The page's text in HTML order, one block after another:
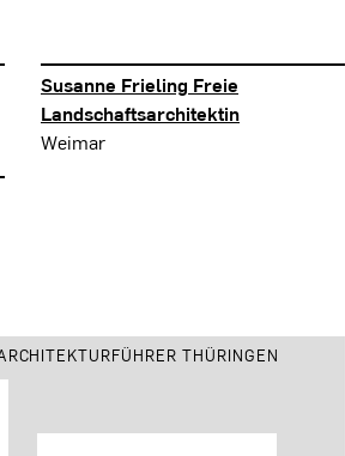
Susanne Frieling Freie
Landschaftsarchitektin
Weimar
THÜRINGEN